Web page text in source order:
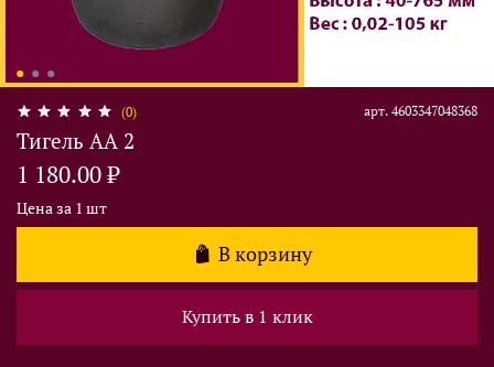
(0) арт. 4603347048368
Тигель AA 2
1 180.00 ₽
Цена за 1 шт
В корзину
Купить в 1 клик